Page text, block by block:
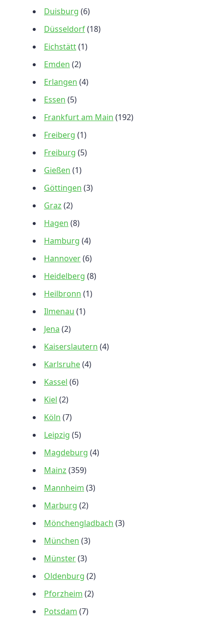
Duisburg (6)
Düsseldorf(18)
Eichstätt(1)
Emden (2)
Erlangen (4)
Essen (5)
Frankfurt am Main (192)
Freiberg (1)
Freiburg (5)
Gießen (1)
Göttingen (3)
Graz (2)
Hagen (8)
Hamburg (4)
Hannover(6)
Heidelberg (8)
Heilbronn (1)
Ilmenau (1)
Jena (2)
Kaiserslautern (4)
Karlsruhe(4)
Kassel (6)
Kiel (2)
Köln (7)
Leipzig (5)
Magdeburg (4)
Mainz (359)
Mannheim (3)
Marburg (2)
Mönchengladbach (3)
München (3)
Münster(3)
Oldenburg (2)
Pforzheim (2)
Potsdam (7)